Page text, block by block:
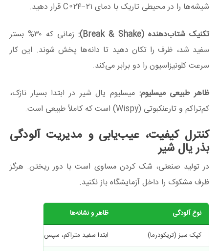
شیشه‌ها را در محیطی تاریک با دمای ۲۱−۲۴∘ Cقرار دهید.
تکنیک شتاب‌دهنده (Break & Shake): زمانی که ۳۰% بستر
سفید شد، ظرف را تکان دهید تا دانه‌ها پخش شوند. این کار
سرعت کلونیزاسیون را دو برابر می‌کند.
ظاهر طبیعی میسلیوم: میسلیوم یال شیر در ابتدا بسیار نازک،
کم‌تراکم و تارعنکبوتی (Wispy) است که کاملاً طبیعی است.
کنترل کیفیت، عیب‌یابی و مدیریت آلودگی
بذر یال شیر
در تولید صنعتی، شک کردن مساوی است با دور ریختن. هرگز
ظرف مشکوک را داخل آزمایشگاه باز نکنید.
نوع آلودگی ظاهر و نشانه‌ها
کپک سبز (تریکودرما)
ابتدا سفید متراکم، سپس سبز زمردی